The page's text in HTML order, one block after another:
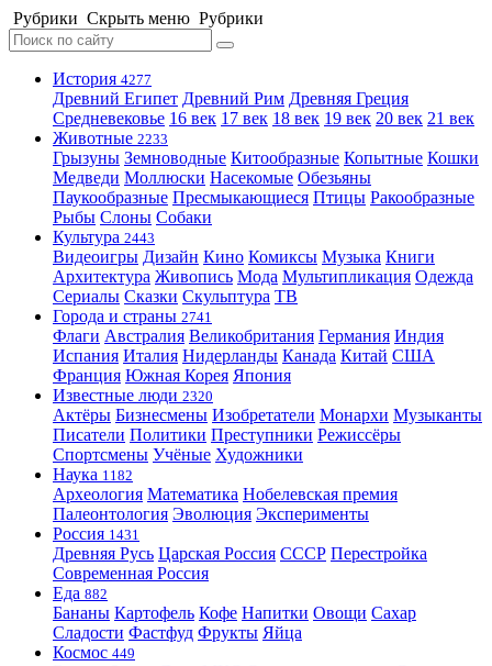
Рубрики Скрыть меню Рубрики
История 4277
Древний Египет Древний Рим Древняя Греция
Средневековье 16 век 17 век 18 век 19 век 20 век 21 век
Животные 2233
Грызуны Земноводные Китообразные Копытные Кошки
Медведи Моллюски Насекомые Обезьяны
Паукообразные Пресмыкающиеся Птицы Ракообразные
Рыбы Слоны Собаки
Культура 2443
Видеоигры Дизайн Кино Комиксы Музыка Книги
Архитектура Живопись Мода Мультипликация Одежда
Сериалы Сказки Скульптура ТВ
Города и страны 2741
Флаги Австралия Великобритания Германия Индия
Испания Италия Нидерланды Канада Китай США
Франция Южная Корея Япония
Известные люди 2320
Актёры Бизнесмены Изобретатели Монархи Музыканты
Писатели Политики Преступники Режиссёры
Спортсмены Учёные Художники
Наука 1182
Археология Математика Нобелевская премия
Палеонтология Эволюция Эксперименты
Россия 1431
Древняя Русь Царская Россия СССР Перестройка
Современная Россия
Еда 882
Бананы Картофель Кофе Напитки Овощи Сахар
Сладости Фастфуд Фрукты Яйца
Космос 449